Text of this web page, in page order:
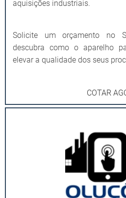
aquisições industriais.
Solicite um orçamento no
descubra como o aparelho
elevar a qualidade dos seus
COTAR